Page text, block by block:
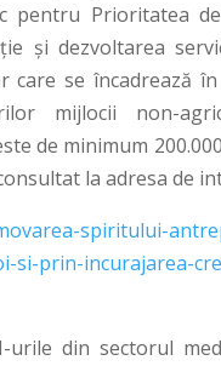
pentru Prioritatea
și dezvoltarea
care se încadrează
mijlocii non-
de minimum
la adresa de
spiritului-
si-prin-incurajarea-
din sectorul